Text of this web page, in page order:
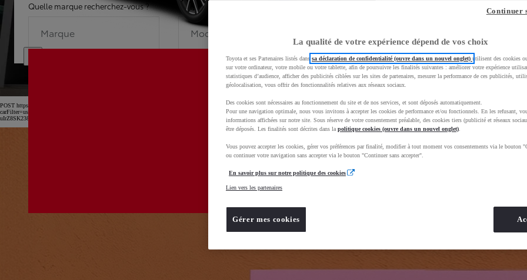
Quelle marque recherchez-vous ?
Marque
Quel modèle recherchez-vous ?
Modèle
Dans quelle
POST https://usc-webcomponents.toyota-europe.com/v1/car-filter-header/fr/fr?
uIrZ8SK238Kn6x2OwfL2isPTEXM0MwD0BvOsZGv7GXbVu52B_rl2xoCnw4QAvD_BwE
La qualité de votre expérience dépend de vos choix
Toyota et ses Partenaires listés dans sa déclaration de confidentialité (ouvre dans un nouvel onglet) utilisent des cookies
sur votre ordinateur, votre mobile ou votre tablette, afin de poursuivre les finalités suivantes : améliorer votre expérience
statistiques d’audience, afficher des publicités ciblées sur les sites de partenaires, mesurer la performance de ces publicités,
géolocalisation, vous offrir des fonctionnalités relatives aux réseaux sociaux.
Des cookies sont nécessaires au fonctionnement du site et de nos services, et sont déposés automatiquement.
Pour une navigation optimale, nous vous invitons à accepter les cookies de performance et/ou fonctionnels. En les refusant,
informations affichées sur notre site. Sous réserve de votre consentement préalable, des cookies tiers (publicité et réseaux
être déposés. Les finalités sont décrites dans la politique cookies (ouvre dans un nouvel onglet)
Vous pouvez accepter les cookies, gérer vos préférences par finalité, modifier à tout moment vos consentements via le bouton
ou continuer votre navigation sans accepter via le bouton "Continuer sans accepter".
En savoir plus sur notre politique des cookies
Lien vers les partenaires
Gérer mes cookies
Continuer